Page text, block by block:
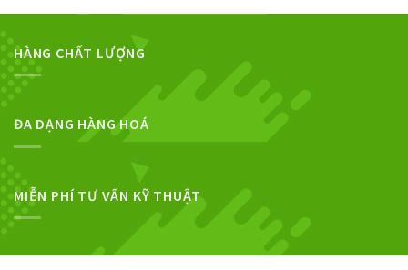
HÀNG CHẤT LƯỢNG
ĐA DẠNG HÀNG HOÁ
MIỄN PHÍ TƯ VẤN KỸ THUẬT